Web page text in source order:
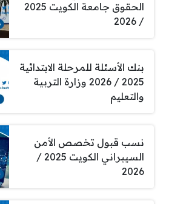
الحقوق جامعة الكويت 2025
/ 2026
بنك الأسئلة للمرحلة الابتدائية
2025 / 2026 وزارة التربية
والتعليم
نسب قبول تخصص الأمن
السيبراني الكويت 2025 /
2026